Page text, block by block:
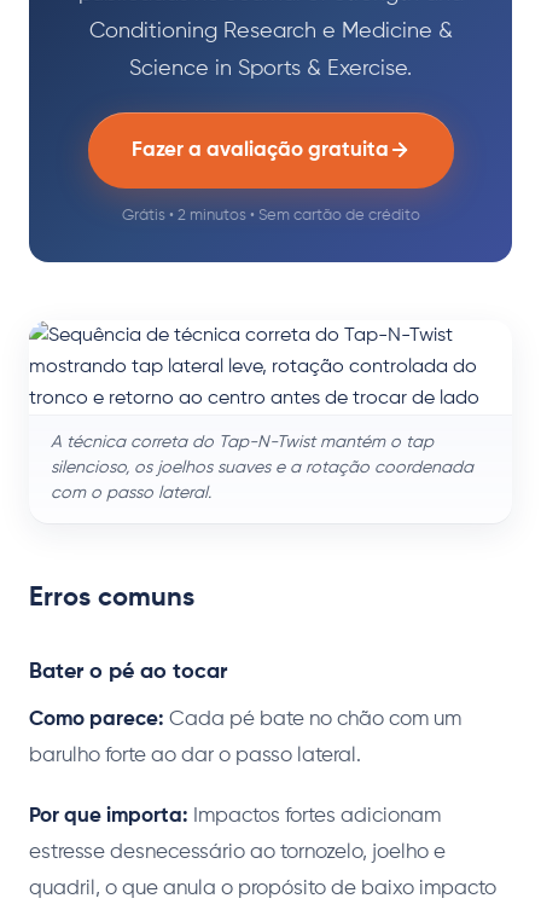
Conditioning Research e Medicine &
Science in Sports & Exercise.
Fazer a avaliação gratuita
Grátis • 2 minutos • Sem cartão de crédito
A técnica correta do Tap-N-Twist mantém o tap
silencioso, os joelhos suaves e a rotação coordenada
com o passo lateral.
Erros comuns
Bater o pé ao tocar
Como parece: Cada pé bate no chão com um
barulho forte ao dar o passo lateral.
Por que importa: Impactos fortes adicionam
estresse desnecessário ao tornozelo, joelho e
quadril, o que anula o propósito de baixo impacto